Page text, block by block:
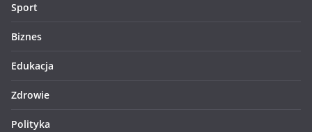
Sport
Biznes
Edukacja
Zdrowie
Polityka